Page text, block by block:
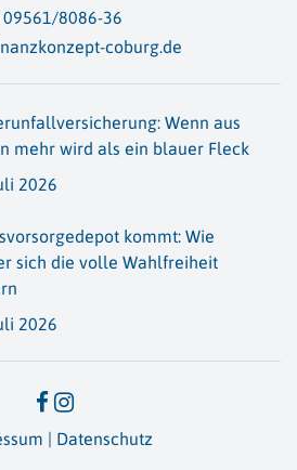
09561/8086-36
coburg.de
Wenn aus
mehr wird als ein blauer Fleck
2026
kommt: Wie
sich die volle Wahlfreiheit
2026
Datenschutz